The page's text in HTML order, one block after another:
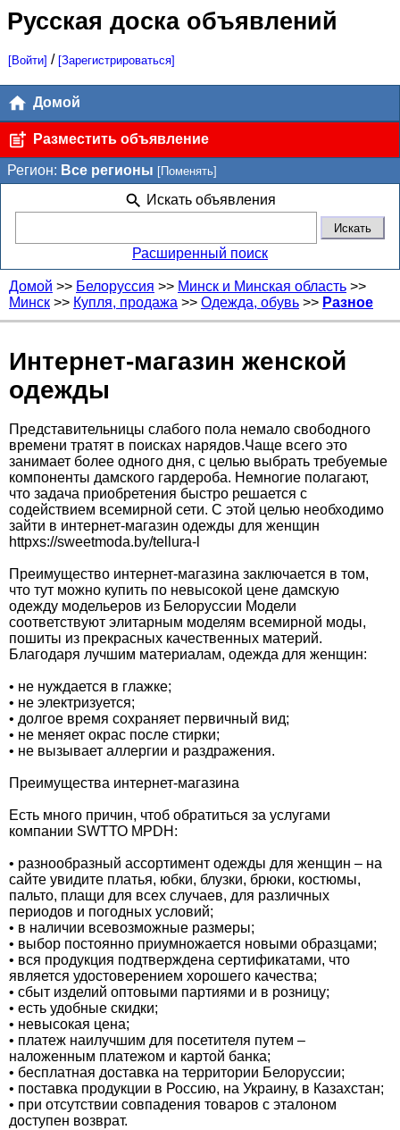
Русская доска объявлений
[Войти] / [Зарегистрироваться]
Домой
Разместить объявление
Регион: Все регионы [Поменять]
Искать объявления
Расширенный поиск
Домой >> Белоруссия >> Минск и Минская область >>
Минск >> Купля, продажа >> Одежда, обувь >> Разное
Интернет-магазин женской
одежды
Представительницы слабого пола немало свободного
времени тратят в поисках нарядов.Чаще всего это
занимает более одного дня, с целью выбрать требуемые
компоненты дамского гардероба. Немногие полагают,
что задача приобретения быстро решается с
содействием всемирной сети. С этой целью необходимо
зайти в интернет-магазин одежды для женщин
httрхs://swееtmоdа.bу/tеllurа-l
Преимущество интернет-магазина заключается в том,
что тут можно купить по невысокой цене дамскую
одежду модельеров из Белоруссии Модели
соответствуют элитарным моделям всемирной моды,
пошиты из прекрасных качественных материй.
Благодаря лучшим материалам, одежда для женщин:
• не нуждается в глажке;
• не электризуется;
• долгое время сохраняет первичный вид;
• не меняет окрас после стирки;
• не вызывает аллергии и раздражения.
Преимущества интернет-магазина
Есть много причин, чтоб обратиться за услугами
компании SWТТО MРDН:
• разнообразный ассортимент одежды для женщин – на
сайте увидите платья, юбки, блузки, брюки, костюмы,
пальто, плащи для всех случаев, для различных
периодов и погодных условий;
• в наличии всевозможные размеры;
• выбор постоянно приумножается новыми образцами;
• вся продукция подтверждена сертификатами, что
является удостоверением хорошего качества;
• сбыт изделий оптовыми партиями и в розницу;
• есть удобные скидки;
• невысокая цена;
• платеж наилучшим для посетителя путем –
наложенным платежом и картой банка;
• бесплатная доставка на территории Белоруссии;
• поставка продукции в Россию, на Украину, в Казахстан;
• при отсутствии совпадения товаров с эталоном
доступен возврат.